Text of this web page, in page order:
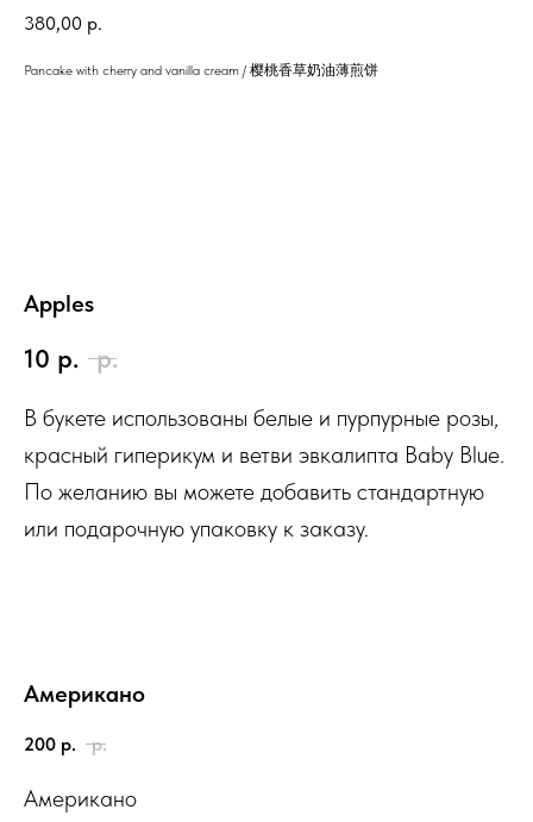
380,00 р.
Pancake with cherry and vanilla cream / 樱桃香草奶油薄煎饼
Apples
10 р. р.
В букете использованы белые и пурпурные розы,
красный гиперикум и ветви эвкалипта Baby Blue.
По желанию вы можете добавить стандартную
или подарочную упаковку к заказу.
Американо
200 р. р.
Американо